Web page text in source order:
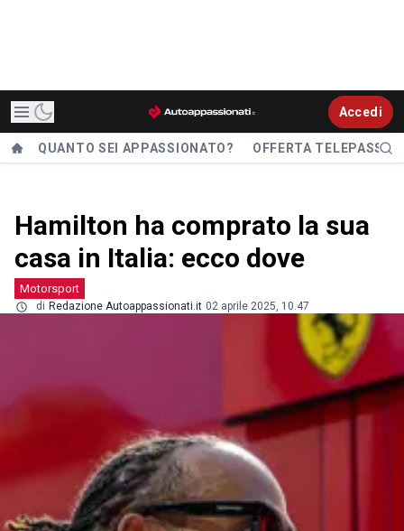
Accedi
QUANTO SEI APPASSIONATO? OFFERTA TELEPASS
Hamilton ha comprato la sua
casa in Italia: ecco dove
Motorsport
di Redazione Autoappassionati.it 02 aprile 2025, 10.47